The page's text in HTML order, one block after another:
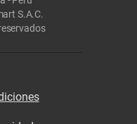
S.A.C.